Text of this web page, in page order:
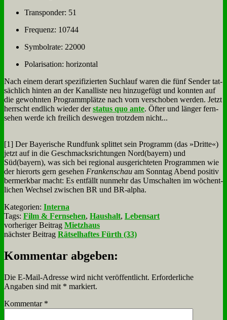
Trans­pon­der: 51
Fre­quenz: 10744
Sym­bol­ra­te: 22000
Po­la­ri­sa­ti­on: ho­ri­zon­tal
Nach ei­nem der­art spe­zi­fi­zier­ten Such­lauf wa­ren die fünf Sen­der tat­
säch­lich hin­ten an der Ka­nal­li­ste neu hin­zu­ge­fügt und konn­ten auf
die ge­wohn­ten Pro­gramm­plät­ze nach vorn ver­scho­ben wer­den. Jetzt
herrscht end­lich wie­der dersta­tus quo an­te. Öf­ter und län­ger fern­
se­hen wer­de ich frei­lich des­we­gen trotz­dem nicht...
[1] Der Baye­ri­sche Rund­funk split­tet sein Pro­gramm (das »Drit­te«)
jetzt auf in die Ge­schmacks­rich­tun­gen Nord(bayern) und
Süd(bayern), was sich bei re­gio­nal aus­ge­rich­te­ten Pro­gram­men wie
der hier­orts gern ge­se­hen Fran­ken­schau am Sonn­tag Abend po­si­tiv
ber­merk­bar macht: Es ent­fällt nun­mehr das Um­schal­ten im wö­chent­
li­chen Wech­sel zwi­schen BR und BR-al­pha.
Kategorien: Interna
Tags: Film & Fernsehen, Haushalt, Lebensart
vorheriger Beitrag Mietzhaus
nächster Beitrag Rätselhaftes Fürth (33)
Kommentar abgeben:
Die E-Mail-Adresse wird nicht veröffentlicht. Erforderliche
Angaben sind mit * markiert.
Kommentar *